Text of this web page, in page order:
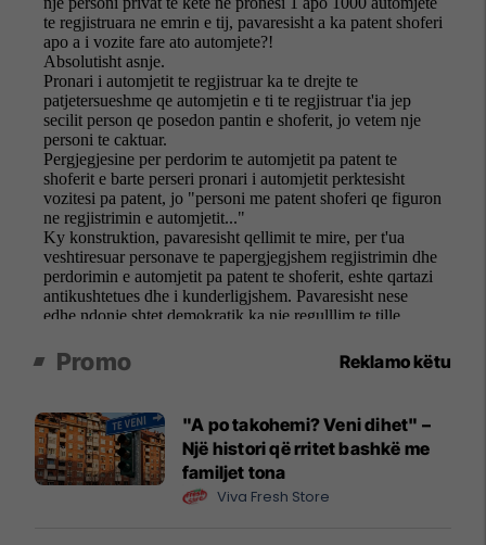
Promo Reklamo këtu
"A po takohemi? Veni dihet" –
Një histori që rritet bashkë me
familjet tona
Viva Fresh Store